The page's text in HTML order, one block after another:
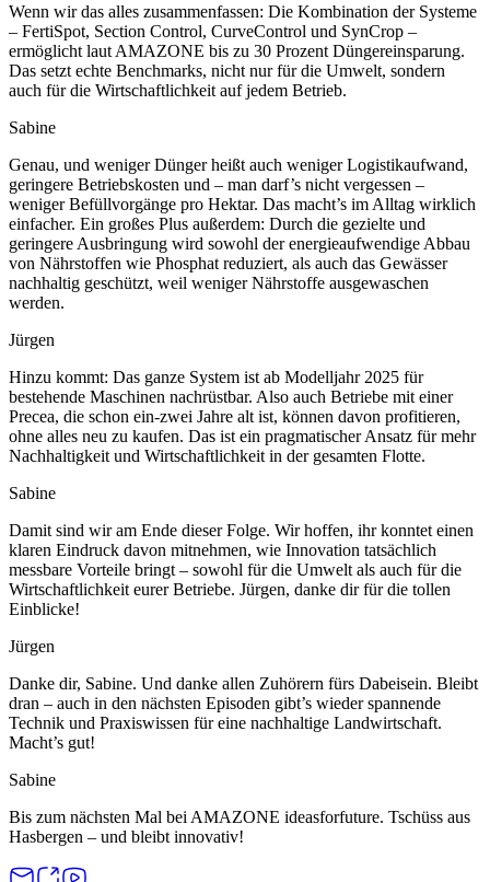
Wenn wir das alles zusammenfassen: Die Kombination der Systeme
– FertiSpot, Section Control, CurveControl und SynCrop –
ermöglicht laut AMAZONE bis zu 30 Prozent Düngereinsparung.
Das setzt echte Benchmarks, nicht nur für die Umwelt, sondern
auch für die Wirtschaftlichkeit auf jedem Betrieb.
Sabine
Genau, und weniger Dünger heißt auch weniger Logistikaufwand,
geringere Betriebskosten und – man darf’s nicht vergessen –
weniger Befüllvorgänge pro Hektar. Das macht’s im Alltag wirklich
einfacher. Ein großes Plus außerdem: Durch die gezielte und
geringere Ausbringung wird sowohl der energieaufwendige Abbau
von Nährstoffen wie Phosphat reduziert, als auch das Gewässer
nachhaltig geschützt, weil weniger Nährstoffe ausgewaschen
werden.
Jürgen
Hinzu kommt: Das ganze System ist ab Modelljahr 2025 für
bestehende Maschinen nachrüstbar. Also auch Betriebe mit einer
Precea, die schon ein-zwei Jahre alt ist, können davon profitieren,
ohne alles neu zu kaufen. Das ist ein pragmatischer Ansatz für mehr
Nachhaltigkeit und Wirtschaftlichkeit in der gesamten Flotte.
Sabine
Damit sind wir am Ende dieser Folge. Wir hoffen, ihr konntet einen
klaren Eindruck davon mitnehmen, wie Innovation tatsächlich
messbare Vorteile bringt – sowohl für die Umwelt als auch für die
Wirtschaftlichkeit eurer Betriebe. Jürgen, danke dir für die tollen
Einblicke!
Jürgen
Danke dir, Sabine. Und danke allen Zuhörern fürs Dabeisein. Bleibt
dran – auch in den nächsten Episoden gibt’s wieder spannende
Technik und Praxiswissen für eine nachhaltige Landwirtschaft.
Macht’s gut!
Sabine
Bis zum nächsten Mal bei AMAZONE ideasforfuture. Tschüss aus
Hasbergen – und bleibt innovativ!